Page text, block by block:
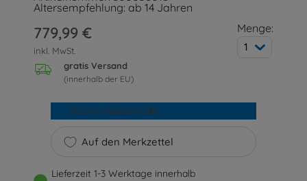
Altersempfehlung: ab 14 Jahren
779,99 €
inkl. MwSt.
gratis Versand
(innerhalb der EU)
Menge:
1
Auf den Merkzettel
In den Warenkorb
Lieferzeit 1-3 Werktage innerhalb